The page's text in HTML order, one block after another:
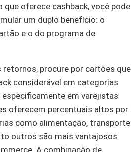
oferece cashback, você pode
um duplo benefício: o
e o do programa de
retornos, procure por cartões que
considerável em categorias
especificamente em varejistas
oferecem percentuais altos por
como alimentação, transporte
outros são mais vantajosos
A combinação de